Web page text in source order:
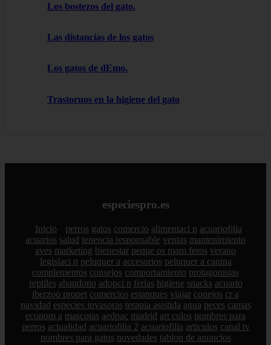
Los bostezos del gato.
Las distancias de los gatos
Los gatos de dEmo.
Trastornos en la higiene del gato
especiespro.es
Inicio perros gatos comercio alimentaci n acuariofilia
acuarios salud tenencia responsable ventas mantenimiento
aves marketing bienestar peque os mam feros verano
legislaci n peluquer a accesorios peluquer a canina
complementos consejos comportamiento protagonistas
reptiles abandono adopci n ferias higiene snacks acuario
iberzoo propet comercios estanques viajar conejos cr a
navidad especies invasoras terapia asistida agua peces camas
econom a mascotas aedpac madrid art culos nombres para
perros actualidad acuariofilia 2 acuariofilia articulos canal tv
nombres para gatos novedades tablon de anuncios